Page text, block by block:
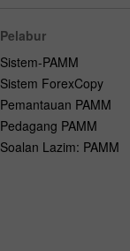
Pelabur
Sistem-PAMM
Sistem ForexCopy
Pemantauan PAMM
Pedagang PAMM
Soalan Lazim: PAMM